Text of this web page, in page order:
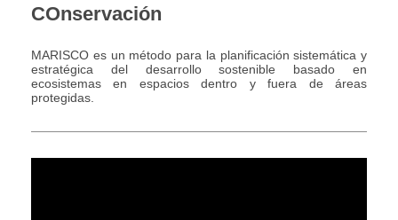
COnservación
MARISCO es un método para la planificación sistemática y
estratégica del desarrollo sostenible basado en
ecosistemas en espacios dentro y fuera de áreas
protegidas.